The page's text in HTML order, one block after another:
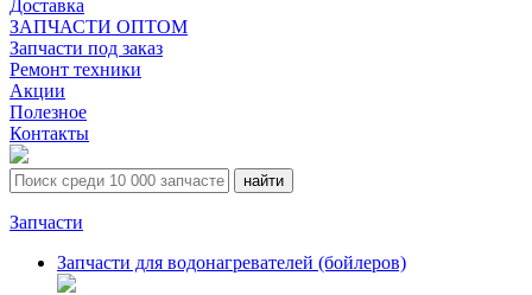
Доставка
ЗАПЧАСТИ ОПТОМ
Запчасти под заказ
Ремонт техники
Акции
Полезное
Контакты
Запчасти
Запчасти для водонагревателей (бойлеров)